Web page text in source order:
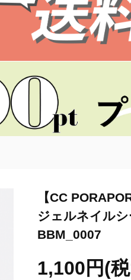
【CC
ジェルネイル
BBM_0007
1,100円(